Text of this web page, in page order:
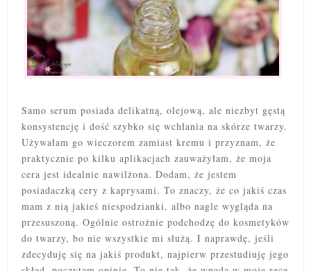
Samo serum posiada delikatną, olejową, ale niezbyt gęstą
konsystencję i dość szybko się wchłania na skórze twarzy.
Używałam go wieczorem zamiast kremu i przyznam, że
praktycznie po kilku aplikacjach zauważyłam, że moja
cera jest idealnie nawilżona. Dodam, że jestem
posiadaczką cery z kaprysami. To znaczy, że co jakiś czas
mam z nią jakieś niespodzianki, albo nagle wygląda na
przesuszoną. Ogólnie ostrożnie podchodzę do kosmetyków
do twarzy, bo nie wszystkie mi służą. I naprawdę, jeśli
zdecyduję się na jakiś produkt, najpierw przestudiuję jego